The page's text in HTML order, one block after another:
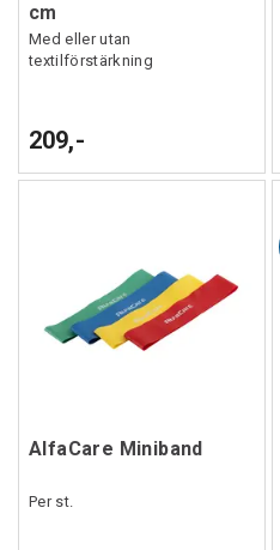
cm
Med eller utan
textilförstärkning
209,-
AlfaCare Miniband
Per st.